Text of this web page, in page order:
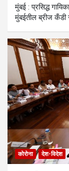
मुंबई : प्रसिद्ध
मुंबईतील ब्रीज कँडी
कोरोना देश-विदेश